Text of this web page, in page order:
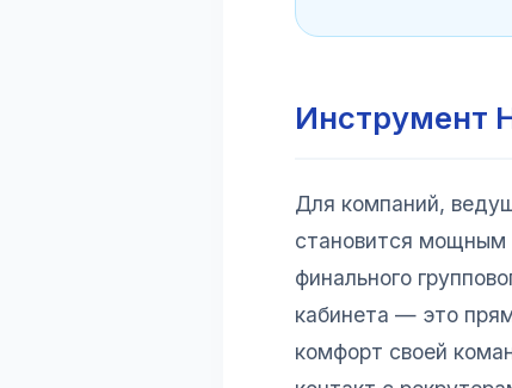
Инструмент
Для компаний,
становится мощным
финального
кабинета — это
комфорт своей